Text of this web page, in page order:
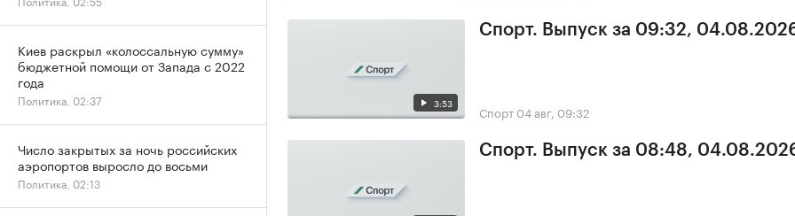
3:53
Спорт. Выпуск за 09:32,
Спорт 04 авг, 09:32
Спорт. Выпуск за 08:48,
Киев раскрыл «колоссальную сумму»
бюджетной помощи от Запада с 2022
года
Политика, 02:37
Число закрытых за ночь российских
аэропортов выросло до восьми
Политика, 02:13